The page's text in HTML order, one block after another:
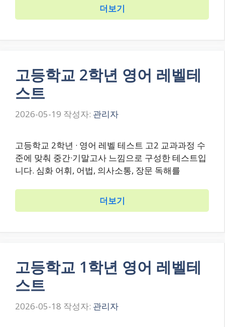
더보기
고등학교 2학년 영어 레벨테
스트
2026-05-19 작성자: 관리자
고등학교 2학년 · 영어 레벨 테스트 고2 교과과정 수
준에 맞춰 중간·기말고사 느낌으로 구성한 테스트입
니다. 심화 어휘, 어법, 의사소통, 장문 독해를
더보기
고등학교 1학년 영어 레벨테
스트
2026-05-18 작성자: 관리자